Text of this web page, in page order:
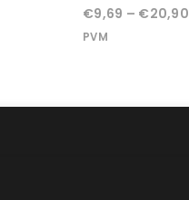
€9,69 – €20,90
PVM